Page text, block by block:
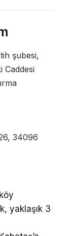
şubesi,
Caddesi
34096
yaklaşık 3